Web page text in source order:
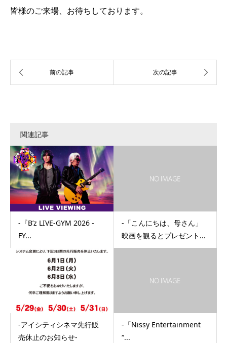
皆様のご来場、お待ちしております。
関連記事
-『B’z LIVE-GYM 2026 -
FY...
-「こんにちは、母さん」
映画を観るとプレゼント...
-アイシティシネマ先行販
売休止のお知らせ-
-「Nissy Entertainment
“...